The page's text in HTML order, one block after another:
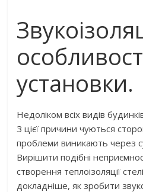
установки.
Недоліком всіх видів
З цієї причини чуються
проблеми виникають через
Вирішити подібні
створення теплоізоляції
докладніше, як зробити